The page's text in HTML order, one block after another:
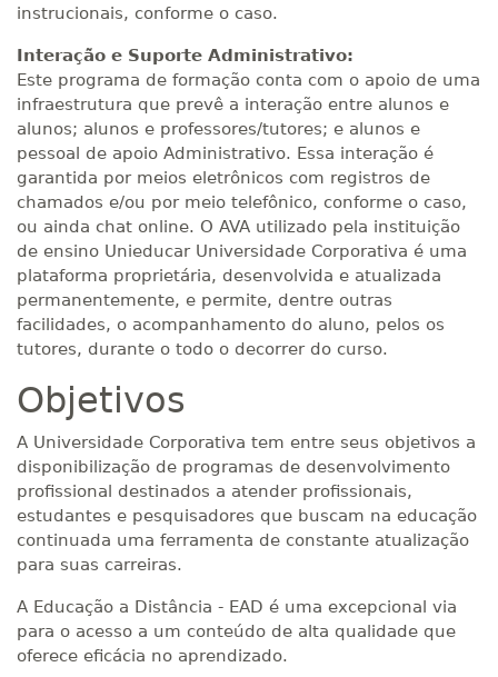
instrucionais, conforme o caso.
Interação e Suporte Administrativo:
Este programa de formação conta com o apoio de uma
infraestrutura que prevê a interação entre alunos e
alunos; alunos e professores/tutores; e alunos e
pessoal de apoio Administrativo. Essa interação é
garantida por meios eletrônicos com registros de
chamados e/ou por meio telefônico, conforme o caso,
ou ainda chat online. O AVA utilizado pela instituição
de ensino Unieducar Universidade Corporativa é uma
plataforma proprietária, desenvolvida e atualizada
permanentemente, e permite, dentre outras
facilidades, o acompanhamento do aluno, pelos os
tutores, durante o todo o decorrer do curso.
Objetivos
A Universidade Corporativa tem entre seus objetivos a
disponibilização de programas de desenvolvimento
profissional destinados a atender profissionais,
estudantes e pesquisadores que buscam na educação
continuada uma ferramenta de constante atualização
para suas carreiras.
A Educação a Distância - EAD é uma excepcional via
para o acesso a um conteúdo de alta qualidade que
oferece eficácia no aprendizado.